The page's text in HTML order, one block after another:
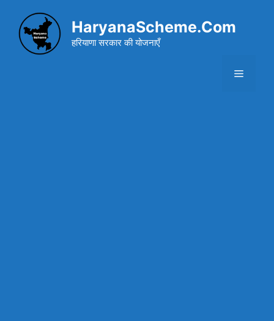
content
HaryanaScheme.Com
हरियाणा सरकार की योजनाएँ
Menu